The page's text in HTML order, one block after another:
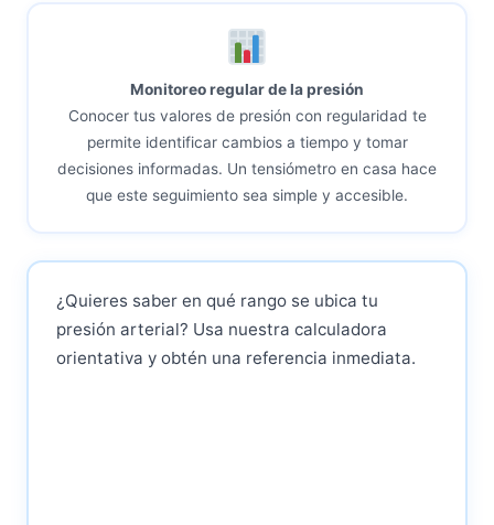
Monitoreo regular de la presión
Conocer tus valores de presión con regularidad te
permite identificar cambios a tiempo y tomar
decisiones informadas. Un tensiómetro en casa hace
que este seguimiento sea simple y accesible.
¿Quieres saber en qué rango se ubica tu
presión arterial? Usa nuestra calculadora
orientativa y obtén una referencia inmediata.